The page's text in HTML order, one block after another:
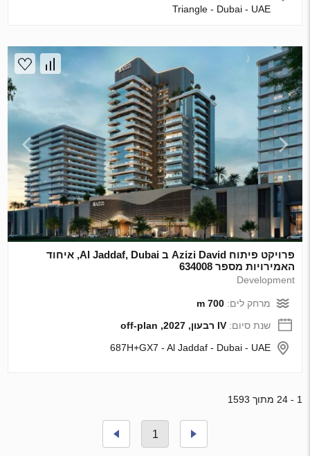
Triangle - Dubai - UAE
פרויקט פיתוח Azizi David ב Al Jaddaf, Dubai, איחוד
האמירויות מספר 634008
Development
מרחק לים:700 m
שנת סיום:IV רבעון, 2027, off-plan
687H+GX7 - Al Jaddaf - Dubai - UAE
1 - 24 מתוך 1593
1